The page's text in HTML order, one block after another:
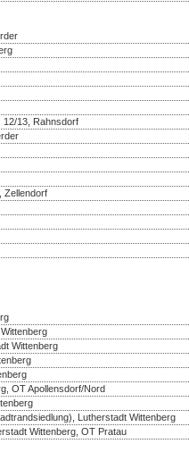
12/13, Rahnsdorf
Zellendorf
Wittenberg
OT Apollensdorf/Nord
Lutherstadt Wittenberg
Wittenberg, OT Pratau